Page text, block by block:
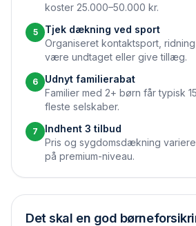
koster 25.000–50.000 kr.
5
Tjek dækning ved sport
Organiseret kontaktsport,
være undtaget eller give tillæg.
6
Udnyt familierabat
Familier med 2+ børn får typisk
fleste selskaber.
7
Indhent 3 tilbud
Pris og sygdomsdækning
på premium-niveau.
Det skal en god